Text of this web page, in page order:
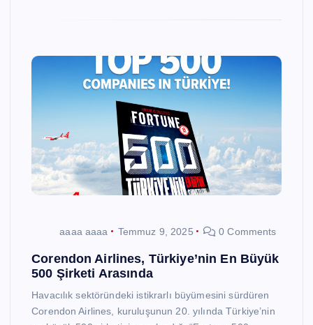
aaaa aaaa Temmuz 9, 2025 0 Comments
Corendon Airlines, Türkiye’nin En Büyük
500 Şirketi Arasında
Havacılık sektöründeki istikrarlı büyümesini sürdüren
Corendon Airlines, kuruluşunun 20. yılında Türkiye’nin